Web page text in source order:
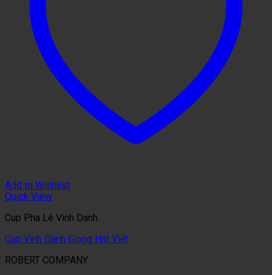
Add to Wishlist
Quick View
Cup Pha Lê Vinh Danh
Cup Vinh Danh Giọng Hát Việt
ROBERT COMPANY